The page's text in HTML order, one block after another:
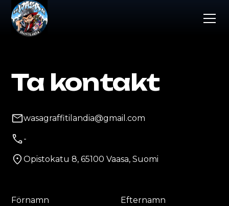
Ta kontakt
wasagraffitilandia@gmail.com
-
Opistokatu 8, 65100 Vaasa, Suomi
Förnamn Efternamn